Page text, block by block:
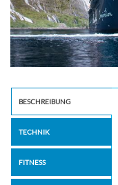
BESCHREIBUNG
TECHNIK
FITNESS